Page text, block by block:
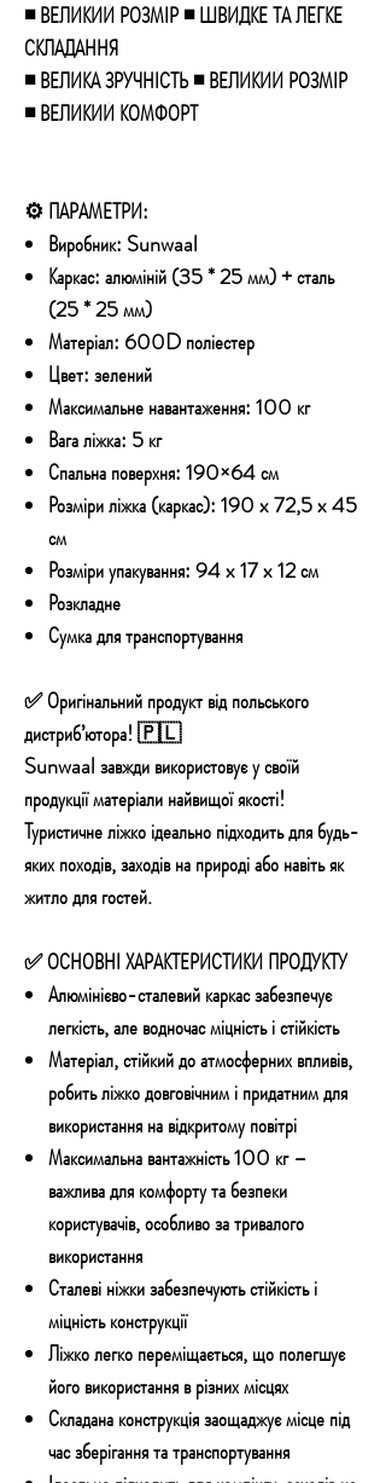
◾ ВЕЛИКИЙ РОЗМІР ◾ ШВИДКЕ ТА ЛЕГКЕ
СКЛАДАННЯ
◾ ВЕЛИКА ЗРУЧНІСТЬ ◾ ВЕЛИКИЙ РОЗМІР
◾ ВЕЛИКИЙ КОМФОРТ
⚙️ ПАРАМЕТРИ:
Виробник: Sunwaal
Каркас:алюміній (35 * 25 мм) + сталь
(25 * 25 мм)
Матеріал: 600D поліестер
Цвет:зелений
Максимальне навантаження:100 кг
Вага ліжка: 5 кг
Спальна поверхня:190×64 см
Розміри ліжка (каркас):190 x 72,5 x 45
см
Розміри упакування:94 x 17 x 12 см
Розкладне
Сумка для транспортування
✅ Оригінальний продукт від польського
дистриб’ютора! 🇵🇱
Sunwaal завжди використовує у своїй
продукції матеріали найвищої якості!
Туристичне ліжко ідеально підходить для будь-
яких походів, заходів на природі або навіть як
житло для гостей.
✅ ОСНОВНІ ХАРАКТЕРИСТИКИ ПРОДУКТУ
Алюмінієво-сталевий каркас забезпечує
легкість, але водночас міцність і стійкість
Матеріал, стійкий до атмосферних впливів,
робить ліжко довговічним і придатним для
використання на відкритому повітрі
Максимальна вантажність 100 кг –
важлива для комфорту та безпеки
користувачів, особливо за тривалого
використання
Сталеві ніжки забезпечують стійкість і
міцність конструкції
Ліжко легко переміщається, що полегшує
його використання в різних місцях
Складана конструкція заощаджує місце під
час зберігання та транспортування